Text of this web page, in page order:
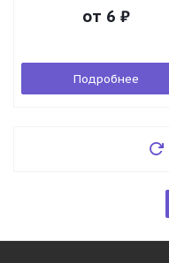
от 6 ₽
Подробнее